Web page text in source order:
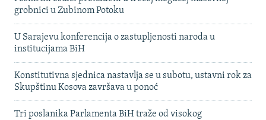
grobnici u Zubinom Potoku
U Sarajevu konferencija o zastupljenosti naroda u
institucijama BiH
Konstitutivna sjednica nastavlja se u subotu, ustavni rok za
Skupštinu Kosova završava u ponoć
Tri poslanika Parlamenta BiH traže od visokog